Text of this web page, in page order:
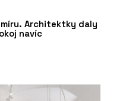
Architektky daly
navíc